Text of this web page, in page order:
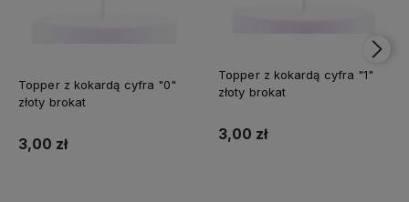
Topper z kokardą cyfra "0"
złoty brokat
3,00 zł
Topper z kokardą cyfra "1"
złoty brokat
3,00 zł